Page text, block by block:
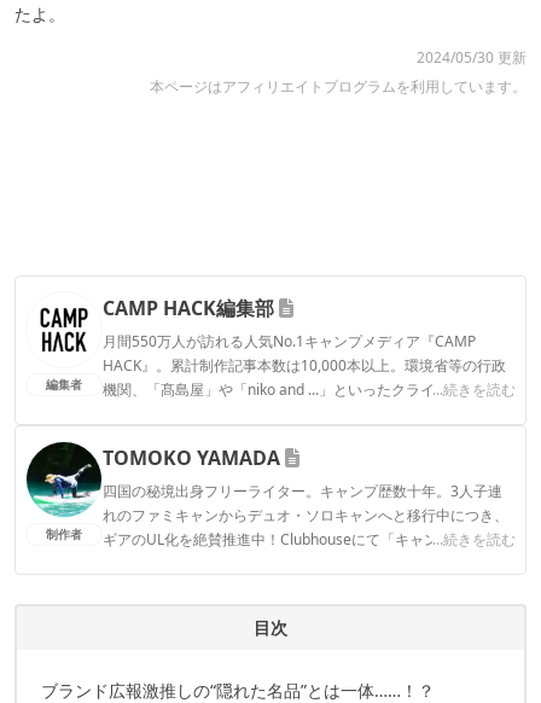
たよ。
2024/05/30 更新
本ページはアフィリエイトプログラムを利用しています。
編集者
CAMP HACK編集部
月間550万人が訪れる人気No.1キャンプメディア『CAMP
HACK』。累計制作記事本数は10,000本以上。環境省等の行政
機関、「髙島屋」や「niko and ...」といったクライアントとの
...続きを読む
CAMP HACK編集部のプロフィール
制作者
TOMOKO YAMADA
四国の秘境出身フリーライター。キャンプ歴数十年。3人子連
れのファミキャンからデュオ・ソロキャンへと移行中につき、
ギアのUL化を絶賛推進中！Clubhouseにて「キャンパーさんよ
...続きを読む
TOMOKO YAMADAのプロフィール
目次
ブランド広報激推しの“隠れた名品”とは一体……！？